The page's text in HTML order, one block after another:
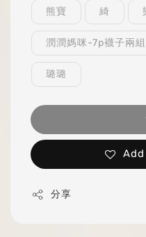
熊寶 綺
潤潤媽咪-7p襪子兩組
璐璐
分享